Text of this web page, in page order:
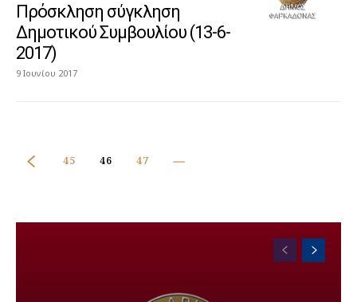
Πρόσκληση σύγκληση
Δημοτικού Συμβουλίου (13-6-
2017)
9 Ιουνίου 2017
45 46 47